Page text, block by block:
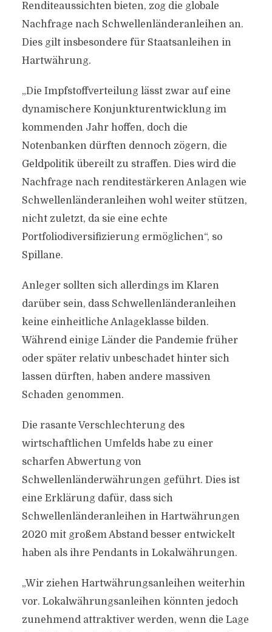
Renditeaussichten bieten, zog die globale
Nachfrage nach Schwellenländeranleihen an.
Dies gilt insbesondere für Staatsanleihen in
Hartwährung.
„Die Impfstoffverteilung lässt zwar auf eine
dynamischere Konjunkturentwicklung im
kommenden Jahr hoffen, doch die
Notenbanken dürften dennoch zögern, die
Geldpolitik übereilt zu straffen. Dies wird die
Nachfrage nach renditestärkeren Anlagen wie
Schwellenländeranleihen wohl weiter stützen,
nicht zuletzt, da sie eine echte
Portfoliodiversifizierung ermöglichen“, so
Spillane.
Anleger sollten sich allerdings im Klaren
darüber sein, dass Schwellenländeranleihen
keine einheitliche Anlageklasse bilden.
Während einige Länder die Pandemie früher
oder später relativ unbeschadet hinter sich
lassen dürften, haben andere massiven
Schaden genommen.
Die rasante Verschlechterung des
wirtschaftlichen Umfelds habe zu einer
scharfen Abwertung von
Schwellenländerwährungen geführt. Dies ist
eine Erklärung dafür, dass sich
Schwellenländeranleihen in Hartwährungen
2020 mit großem Abstand besser entwickelt
haben als ihre Pendants in Lokalwährungen.
„Wir ziehen Hartwährungsanleihen weiterhin
vor. Lokalwährungsanleihen könnten jedoch
zunehmend attraktiver werden, wenn die Lage